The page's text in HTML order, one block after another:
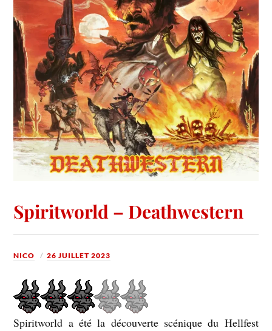
Spiritworld – Deathwestern
NICO 26 JUILLET 2023
Spiritworld a été la découverte scénique du Hellfest